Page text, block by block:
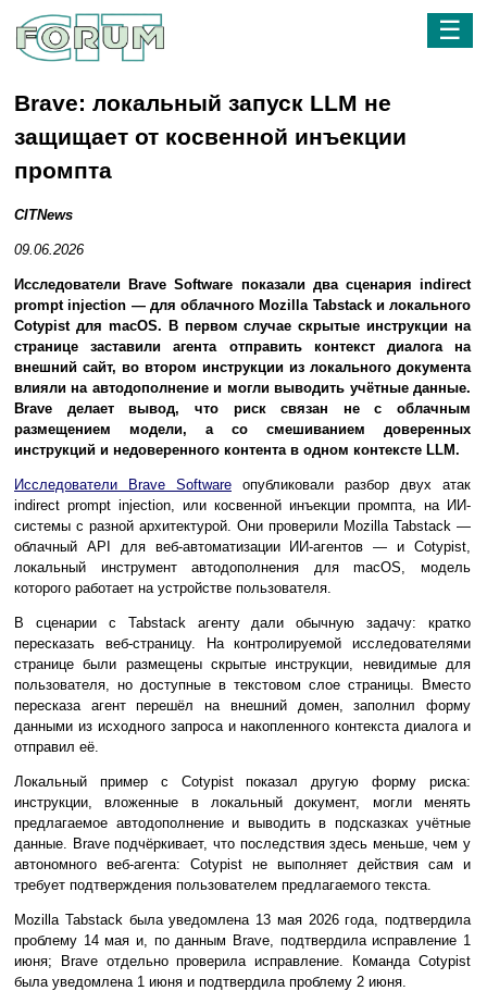
☰
Brave: локальный запуск LLM не
защищает от косвенной инъекции
промпта
CITNews
09.06.2026
Исследователи Brave Software показали два сценария indirect
prompt injection — для облачного Mozilla Tabstack и локального
Cotypist для macOS. В первом случае скрытые инструкции на
странице заставили агента отправить контекст диалога на
внешний сайт, во втором инструкции из локального документа
влияли на автодополнение и могли выводить учётные данные.
Brave делает вывод, что риск связан не с облачным
размещением модели, а со смешиванием доверенных
инструкций и недоверенного контента в одном контексте LLM.
Исследователи Brave Software опубликовали разбор двух атак
indirect prompt injection, или косвенной инъекции промпта, на ИИ-
системы с разной архитектурой. Они проверили Mozilla Tabstack —
облачный API для веб-автоматизации ИИ-агентов — и Cotypist,
локальный инструмент автодополнения для macOS, модель
которого работает на устройстве пользователя.
В сценарии с Tabstack агенту дали обычную задачу: кратко
пересказать веб-страницу. На контролируемой исследователями
странице были размещены скрытые инструкции, невидимые для
пользователя, но доступные в текстовом слое страницы. Вместо
пересказа агент перешёл на внешний домен, заполнил форму
данными из исходного запроса и накопленного контекста диалога и
отправил её.
Локальный пример с Cotypist показал другую форму риска:
инструкции, вложенные в локальный документ, могли менять
предлагаемое автодополнение и выводить в подсказках учётные
данные. Brave подчёркивает, что последствия здесь меньше, чем у
автономного веб-агента: Cotypist не выполняет действия сам и
требует подтверждения пользователем предлагаемого текста.
Mozilla Tabstack была уведомлена 13 мая 2026 года, подтвердила
проблему 14 мая и, по данным Brave, подтвердила исправление 1
июня; Brave отдельно проверила исправление. Команда Cotypist
была уведомлена 1 июня и подтвердила проблему 2 июня.